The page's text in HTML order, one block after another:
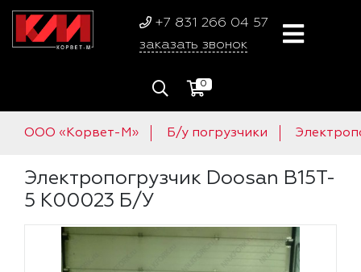
+7 831 266 04 57
заказать звонок
0
ООО «Корвет-М» Б/у погрузчики
Электропогрузчик Doosan B15T-
5 K00023 Б/У